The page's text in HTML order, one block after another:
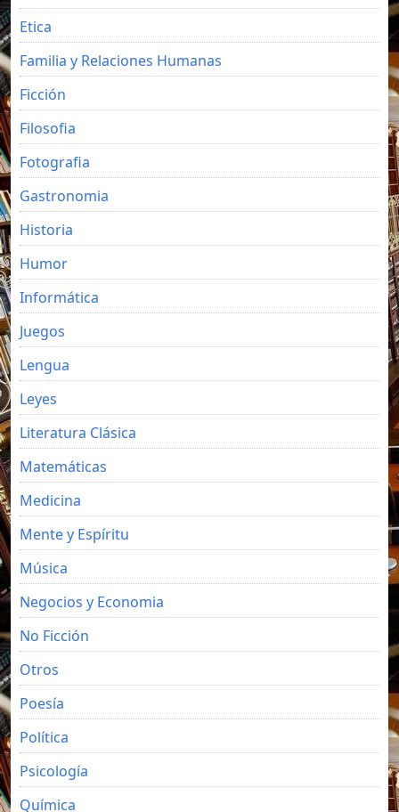
Etica
Familia y Relaciones Humanas
Ficción
Filosofia
Fotografia
Gastronomia
Historia
Humor
Informática
Juegos
Lengua
Leyes
Literatura Clásica
Matemáticas
Medicina
Mente y Espíritu
Música
Negocios y Economia
No Ficción
Otros
Poesía
Política
Psicología
Química